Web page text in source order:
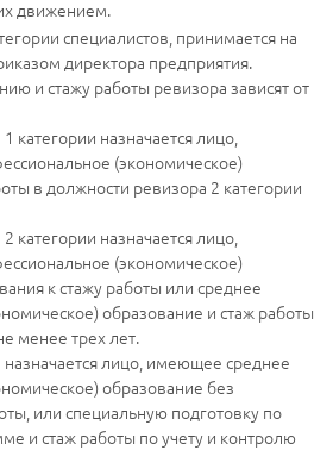
движением.
специалистов, принимается на
директора предприятия.
и стажу работы ревизора зависят от
категории назначается лицо,
(экономическое)
в должности ревизора 2 категории
категории назначается лицо,
(экономическое)
к стажу работы или среднее
образование и стаж работы
менее трех лет.
лицо, имеющее среднее
образование без
или специальную подготовку по
и стаж работы по учету и контролю